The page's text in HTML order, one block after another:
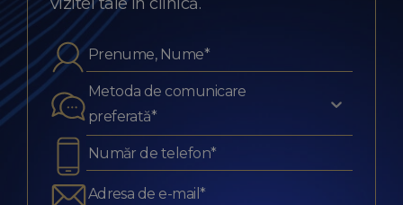
Metoda de comunicare
preferată*